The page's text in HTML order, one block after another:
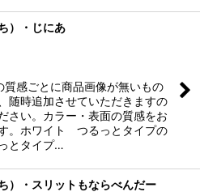
）・じにあ
質感ごとに商品画像が無いもの
随時追加させていただきますの
さい。カラー・表面の質感をお
。ホワイト つるっとタイプの
とタイプ…
）・スリットもならべんだー